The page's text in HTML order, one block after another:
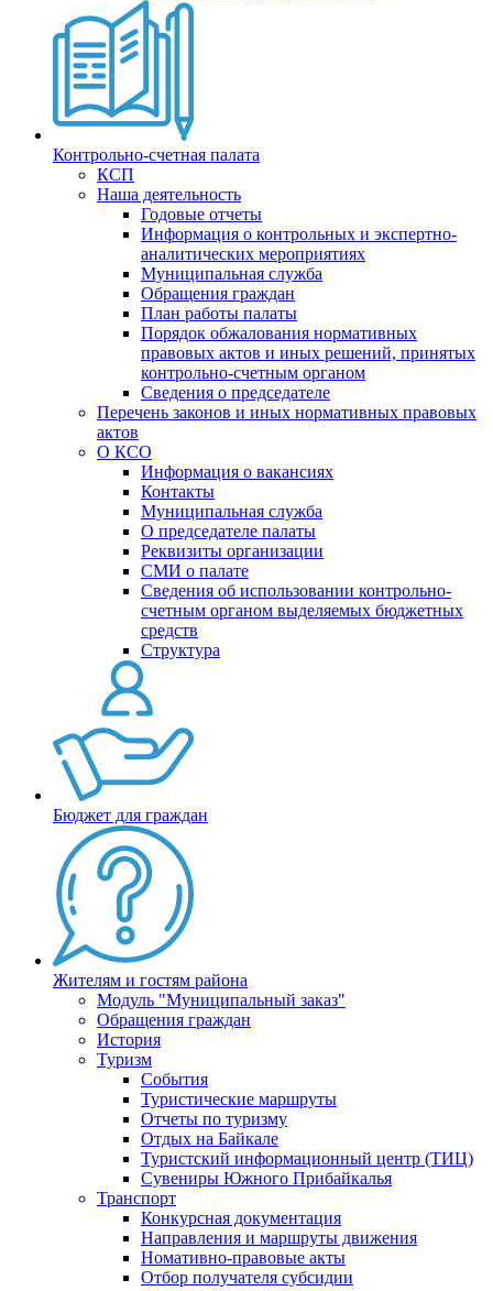
Контрольно-счетная палата
КСП
Наша деятельность
Годовые отчеты
Информация о контрольных и экспертно-
аналитических мероприятиях
Муниципальная служба
Обращения граждан
План работы палаты
Порядок обжалования нормативных
правовых актов и иных решений, принятых
контрольно-счетным органом
Сведения о председателе
Перечень законов и иных нормативных правовых
актов
О КСО
Информация о вакансиях
Контакты
Муниципальная служба
О председателе палаты
Реквизиты организации
СМИ о палате
Сведения об использовании контрольно-
счетным органом выделяемых бюджетных
средств
Структура
Бюджет для граждан
Жителям и гостям района
Модуль "Муниципальный заказ"
Обращения граждан
История
Туризм
События
Туристические маршруты
Отчеты по туризму
Отдых на Байкале
Туристский информационный центр (ТИЦ)
Сувениры Южного Прибайкалья
Транспорт
Конкурсная документация
Направления и маршруты движения
Номативно-правовые акты
Отбор получателя субсидии